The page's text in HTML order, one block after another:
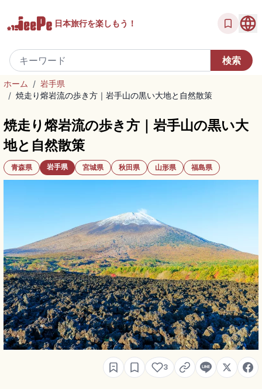
日本旅行を楽しもう！
ホーム / 岩手県
/ 焼走り熔岩流の歩き方｜岩手山の黒い大地と自然散策
焼走り熔岩流の歩き方｜岩手山の黒い大
地と自然散策
青森県 岩手県 宮城県 秋田県 山形県 福島県
3